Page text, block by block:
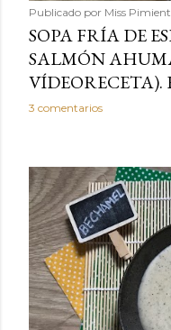
Publicado por Miss
SOPA FRÍA DE
SALMÓN
3 comentarios